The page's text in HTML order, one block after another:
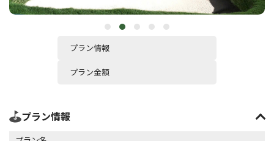
プラン情報
プラン金額
プラン情報